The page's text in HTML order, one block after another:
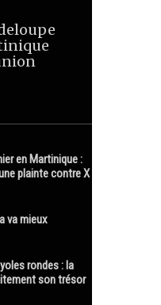
en Martinique :
plainte contre X
va mieux
rondes : la
son trésor